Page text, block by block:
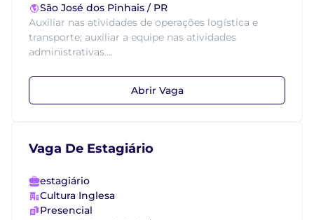
São José dos Pinhais / PR
Auxiliar nas atividades de operações logística e
transporte; auxiliar a equipe nas atividades
administrativas....
Abrir Vaga
Vaga De Estagiário
estagiário
Cultura Inglesa
Presencial